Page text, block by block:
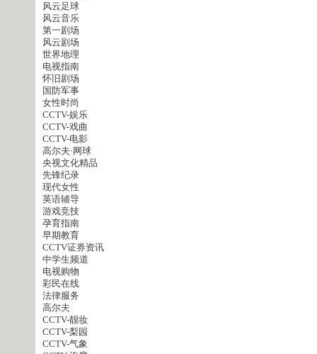
风云足球
风云音乐
第一剧场
风云剧场
世界地理
电视指南
怀旧剧场
国防军事
女性时尚
CCTV-娱乐
CCTV-戏曲
CCTV-电影
高尔夫·网球
央视文化精品
先锋纪录
现代女性
英语辅导
游戏竞技
孕育指南
早期教育
CCTV证券资讯
中学生频道
电视购物
彩民在线
法律服务
高尔夫
CCTV-靓妆
CCTV-梨园
CCTV-气象